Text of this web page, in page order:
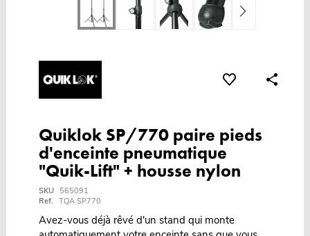
Quiklok SP/770 paire pieds
d'enceinte pneumatique
"Quik-Lift" + housse nylon
SKU
565091
Ref. TQA SP770
Avez-vous déjà rêvé d'un stand qui monte